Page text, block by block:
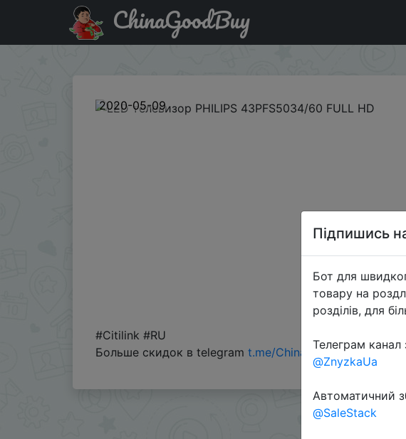
Промокод на знижку 365DAYS LED телевизор PHILIPS 43PFS5034/60
ChinaGoodBuy
2020-05-09
#Citilink #RU
Больше скидок в telegram t.me/ChinaGoodBuy
Підпишись
Бот для
товару на
розділів, для
Телеграм канал
@ZnyzkaUa
Автоматичний
@SaleStack